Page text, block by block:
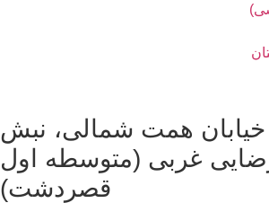
خیابان همت شمالی، نبش
غربی (متوسطه اول
قصردشت)